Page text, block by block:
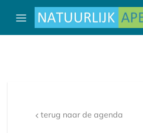
naar
terug naar de agenda